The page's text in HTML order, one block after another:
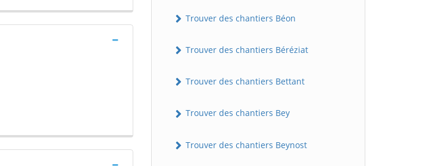
Trouver des chantiers Béon
Trouver des chantiers Béréziat
Trouver des chantiers Bettant
Trouver des chantiers Bey
Trouver des chantiers Beynost